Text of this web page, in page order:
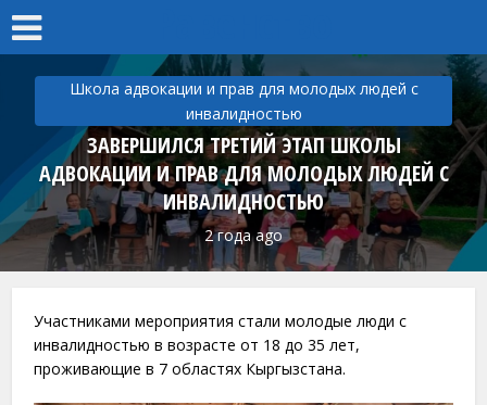
Школа адвокации и прав для молодых людей с
инвалидностью
ЗАВЕРШИЛСЯ ТРЕТИЙ ЭТАП ШКОЛЫ
АДВОКАЦИИ И ПРАВ ДЛЯ МОЛОДЫХ ЛЮДЕЙ С
ИНВАЛИДНОСТЬЮ
2 года ago
Участниками мероприятия стали молодые люди с
инвалидностью в возрасте от 18 до 35 лет,
проживающие в 7 областях Кыргызстана.⠀